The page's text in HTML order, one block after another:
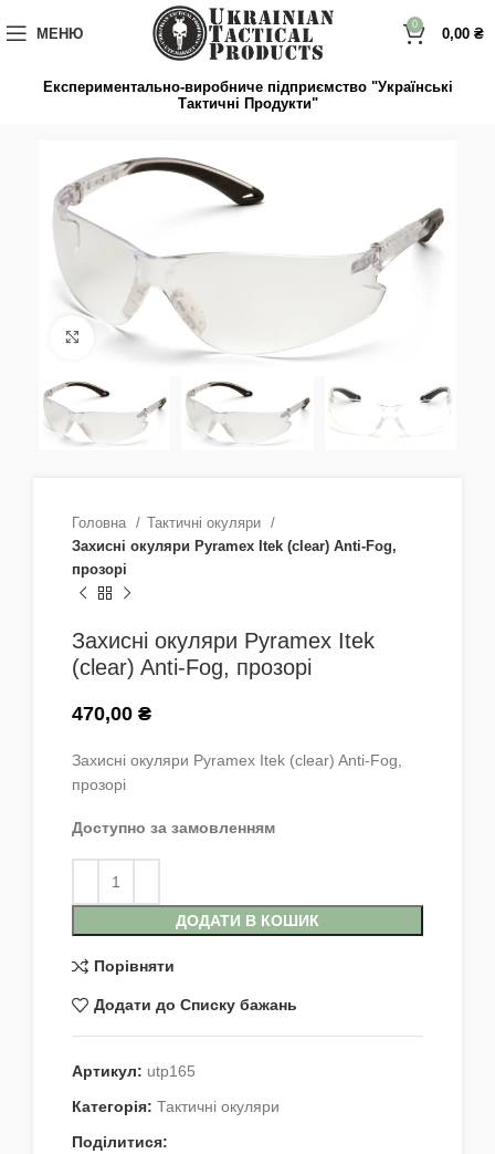
вмістуМЕНЮ
0
0,00 ₴
Експериментально-виробниче підприємство "Українські
Тактичні Продукти"
Натисніть, щоб збільшити
Головна
Тактичні окуляри
Захисні окуляри Pyramex Itek (clear) Anti-Fog,
прозорі
Захисні окуляри Pyramex Itek
(clear) Anti-Fog, прозорі
470,00 ₴
Захисні окуляри Pyramex Itek (clear) Anti-Fog,
прозорі
Доступно за замовленням
ДОДАТИ В КОШИК
Порівняти
Додати до Списку бажань
Артикул: utp165
Категорія: Тактичні окуляри
Поділитися: